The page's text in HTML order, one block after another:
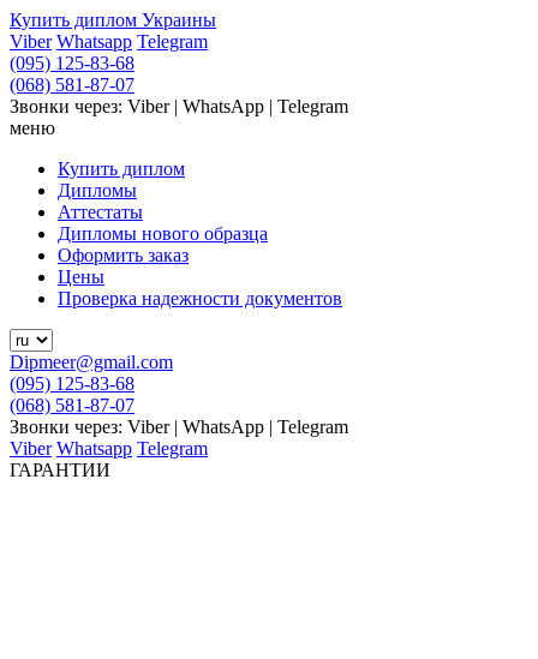
Купить диплом Украины
Viber Whatsapp Telegram
(095) 125-83-68
(068) 581-87-07
Звонки через: Viber | WhatsApp | Telegram
меню
Купить диплом
Дипломы
Аттестаты
Дипломы нового образца
Оформить заказ
Цены
Проверка надежности документов
Dipmeer@gmail.com
(095) 125-83-68
(068) 581-87-07
Звонки через: Viber | WhatsApp | Telegram
Viber Whatsapp Telegram
ГАРАНТИИ